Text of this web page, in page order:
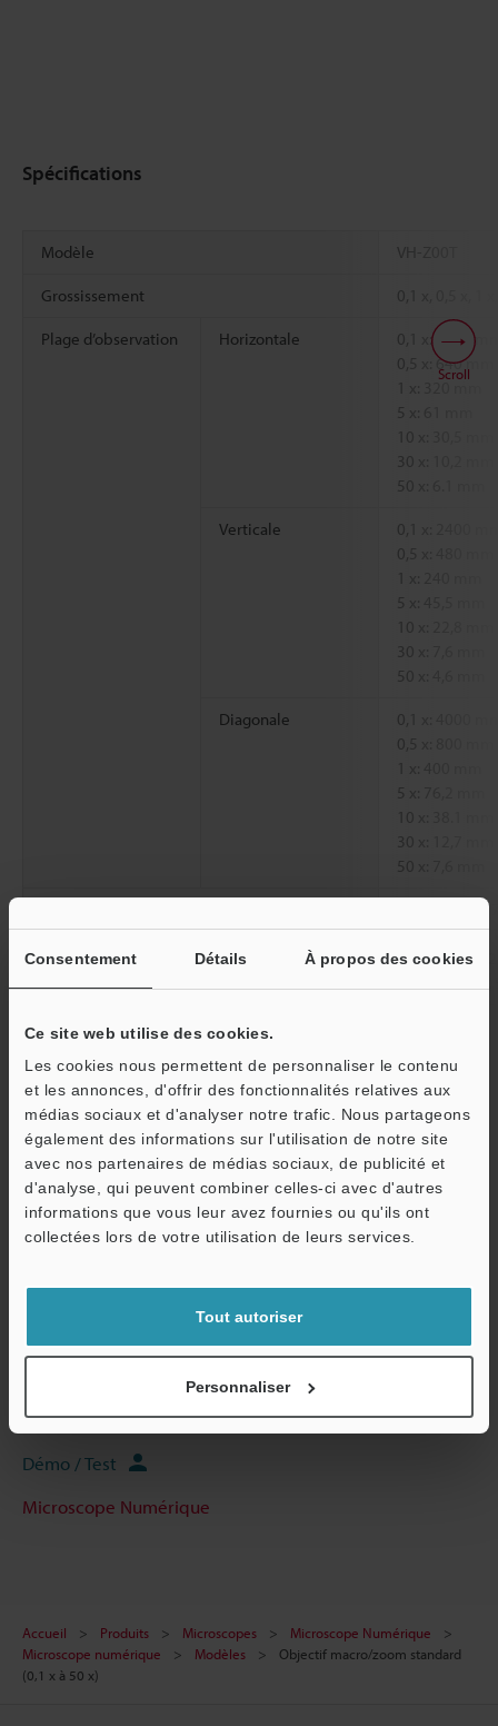
Consentement Détails À propos des cookies
Ce site web utilise des cookies.
Les cookies nous permettent de personnaliser le contenu
et les annonces, d'offrir des fonctionnalités relatives aux
médias sociaux et d'analyser notre trafic. Nous partageons
également des informations sur l'utilisation de notre site
avec nos partenaires de médias sociaux, de publicité et
d'analyse, qui peuvent combiner celles-ci avec d'autres
informations que vous leur avez fournies ou qu'ils ont
collectées lors de votre utilisation de leurs services.
Tout autoriser
Personnaliser
Spécifications
Modèle VH-Z00T
Grossissement 0,1 x, 0,5 x, 1
Plage d’observation Horizontale
0,1 x: 3200
0,5 x: 640 mm
5 x: 61 mm
30 x: 10,2 mm
50 x: 6.1 mm
Verticale
0,1 x: 2400
0,5 x: 480 mm
5 x: 45,5 mm
30 x: 7,6 mm
50 x: 4,6 mm
Diagonale
0,1 x: 4000
0,5 x: 800 mm
5 x: 76,2 mm
30 x: 12,7 mm
50 x: 7,6 mm
0,1 x:
0,5 x: Environ
1 x: Environ
Scroll
Fiche technique (PDF)
Autres modèles
Posez vos questions
Démo / Test
Microscope Numérique
Accueil Produits Microscopes
Microscope Numérique
Microscope numérique
Modèles
Objectif macro/zoom standard
(0,1 x à 50 x)